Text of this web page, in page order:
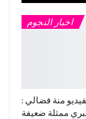
اخبار النجوم
منة فضالي :
ممثلة ضعيفة